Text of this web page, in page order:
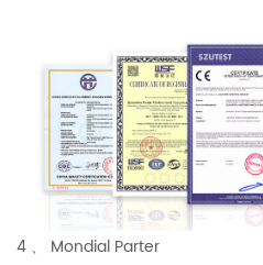
4 、 Mondial Parter